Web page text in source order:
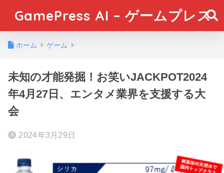
GamePress AI – ゲームプレス
ホーム ゲーム
未知の才能発掘！お笑いJACKPOT2024
年4月27日、エンタメ業界を支援する大
会
2024年3月29日